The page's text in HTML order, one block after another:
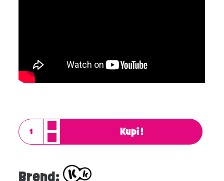
Kupi!
Brend: